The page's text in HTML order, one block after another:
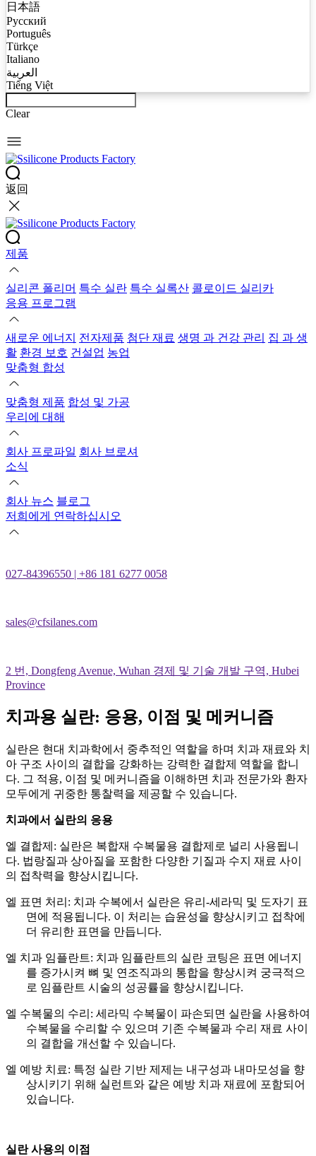
日本語
Русский
Português
Türkçe
Italiano
العربية
Tiếng Việt
Clear
返回
제품
실리콘 폴리머 특수 실란 특수 실록산 콜로이드 실리카
응용 프로그램
새로운 에너지 전자제품 첨단 재료 생명 과 건강 관리 집 과 생
활 환경 보호 건설업 농업
맞춤형 합성
맞춤형 제품 합성 및 가공
우리에 대해
회사 프로파일 회사 브로셔
소식
회사 뉴스 블로그
저희에게 연락하십시오
027-84396550 | +86 181 6277 0058
sales@cfsilanes.com
2 번, Dongfeng Avenue, Wuhan 경제 및 기술 개발 구역, Hubei
Province
치과용 실란: 응용, 이점 및 메커니즘
실란은 현대 치과학에서 중추적인 역할을 하며 치과 재료와 치
아 구조 사이의 결합을 강화하는 강력한 결합제 역할을 합니
다. 그 적용, 이점 및 메커니즘을 이해하면 치과 전문가와 환자
모두에게 귀중한 통찰력을 제공할 수 있습니다.
치과에서 실란의 응용
엘 결합제: 실란은 복합재 수복물용 결합제로 널리 사용됩니
다. 법랑질과 상아질을 포함한 다양한 기질과 수지 재료 사이
의 접착력을 향상시킵니다.
엘 표면 처리: 치과 수복에서 실란은 유리-세라믹 및 도자기 표
면에 적용됩니다. 이 처리는 습윤성을 향상시키고 접착에
더 유리한 표면을 만듭니다.
엘 치과 임플란트: 치과 임플란트의 실란 코팅은 표면 에너지
를 증가시켜 뼈 및 연조직과의 통합을 향상시켜 궁극적으
로 임플란트 시술의 성공률을 향상시킵니다.
엘 수복물의 수리: 세라믹 수복물이 파손되면 실란을 사용하여
수복물을 수리할 수 있으며 기존 수복물과 수리 재료 사이
의 결합을 개선할 수 있습니다.
엘 예방 치료: 특정 실란 기반 제제는 내구성과 내마모성을 향
상시키기 위해 실런트와 같은 예방 치과 재료에 포함되어
있습니다.
실란 사용의 이점